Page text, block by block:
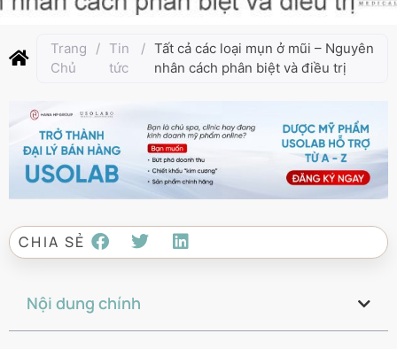
Trang
Chủ
/ Tin
tức
/ Tất cả các loại mụn ở mũi – Nguyên
nhân cách phân biệt và điều trị
CHIA SẺ
Nội dung chính